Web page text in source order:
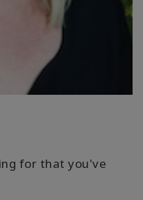
for that you've